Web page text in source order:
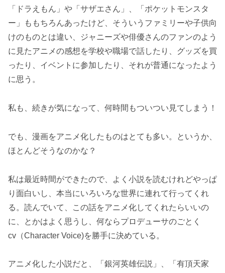
「ドラえもん」や「サザエさん」、「ポケットモンスタ
ー」ももちろんあったけど、そういうファミリーや子供向
けのものとは違い、ジャニーズや俳優さんのファンのよう
に見たアニメの感想を学校や職場で話したり、グッズを買
ったり、イベントに参加したり、それが普通になったよう
に思う。
私も、続きが気になって、何時間もついつい見てしまう！
でも、漫画をアニメ化したものはとても多い。というか、
ほとんどそうなのかな？
私は最近時間ができたので、よく小説を読むけれどやっぱ
り面白いし、本当にいろいろな世界に連れて行ってくれ
る。読んでいて、この話をアニメ化してくれたらいいの
に、とかはよく思うし、何ならプロデューサのごとく
cv（Character Voice)を勝手に決めている。
アニメ化した小説だと、「銀河英雄伝説」、「有頂天家